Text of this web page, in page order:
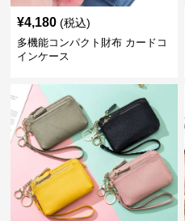
¥4,180 (税込)
多機能コンパクト財布 カードコ
インケース